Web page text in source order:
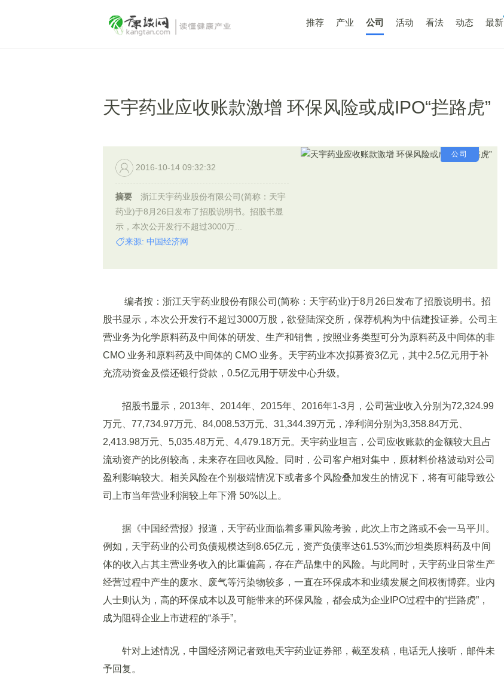
推荐 产业 公司 活动 看法 动态 最新
天宇药业应收账款激增 环保风险或成IPO“拦路虎”
公司
2016-10-14 09:32:32
摘要
浙江天宇药业股份有限公司(简称：天宇
药业)于8月26日发布了招股说明书。招股书显
示，本次公开发行不超过3000万...
来源: 中国经济网
编者按：浙江天宇药业股份有限公司(简称：天宇药业)于8月26日发布了招股说明书。招
股书显示，本次公开发行不超过3000万股，欲登陆深交所，保荐机构为中信建投证券。公司主
营业务为化学原料药及中间体的研发、生产和销售，按照业务类型可分为原料药及中间体的非
CMO 业务和原料药及中间体的 CMO 业务。天宇药业本次拟募资3亿元，其中2.5亿元用于补
充流动资金及偿还银行贷款，0.5亿元用于研发中心升级。
招股书显示，2013年、2014年、2015年、2016年1-3月，公司营业收入分别为72,324.99
万元、77,734.97万元、84,008.53万元、31,344.39万元，净利润分别为3,358.84万元、
2,413.98万元、5,035.48万元、4,479.18万元。天宇药业坦言，公司应收账款的金额较大且占
流动资产的比例较高，未来存在回收风险。同时，公司客户相对集中，原材料价格波动对公司
盈利影响较大。相关风险在个别极端情况下或者多个风险叠加发生的情况下，将有可能导致公
司上市当年营业利润较上年下滑 50%以上。
据《中国经营报》报道，天宇药业面临着多重风险考验，此次上市之路或不会一马平川。
例如，天宇药业的公司负债规模达到8.65亿元，资产负债率达61.53%;而沙坦类原料药及中间
体的收入占其主营业务收入的比重偏高，存在产品集中的风险。与此同时，天宇药业日常生产
经营过程中产生的废水、废气等污染物较多，一直在环保成本和业绩发展之间权衡博弈。业内
人士则认为，高的环保成本以及可能带来的环保风险，都会成为企业IPO过程中的“拦路虎”，
成为阻碍企业上市进程的“杀手”。
针对上述情况，中国经济网记者致电天宇药业证券部，截至发稿，电话无人接听，邮件未
予回复。